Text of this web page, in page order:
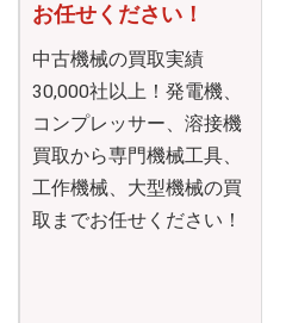
お任せください！
中古機械の買取実績
30,000社以上！発電機、
コンプレッサー、溶接機
買取から専門機械工具、
工作機械、大型機械の買
取までお任せください！